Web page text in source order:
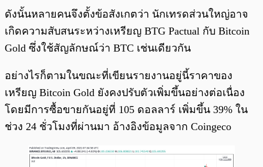
ดังนั้นหลายคนจึงตั้งข้อสังเกตว่า นักเทรดส่วนใหญ่อาจ
เกิดความสับสนระหว่างเหรียญ BTG Pactual กับ Bitcoin
Gold ซึ่งใช้สัญลักษณ์ว่า BTC เช่นเดียวกัน
อย่างไรก็ตามในขณะที่เขียนรายงานอยู่นี้ราคาของ
เหรียญ Bitcoin Gold ยังคงปรับตัวเพิ่มขึ้นอย่างต่อเนื่อง
โดยมีการซื้อขายกันอยู่ที่ 105 ดอลลาร์ เพิ่มขึ้น 39% ใน
ช่วง 24 ชั่วโมงที่ผ่านมา อ้างอิงข้อมูลจาก Coingeco